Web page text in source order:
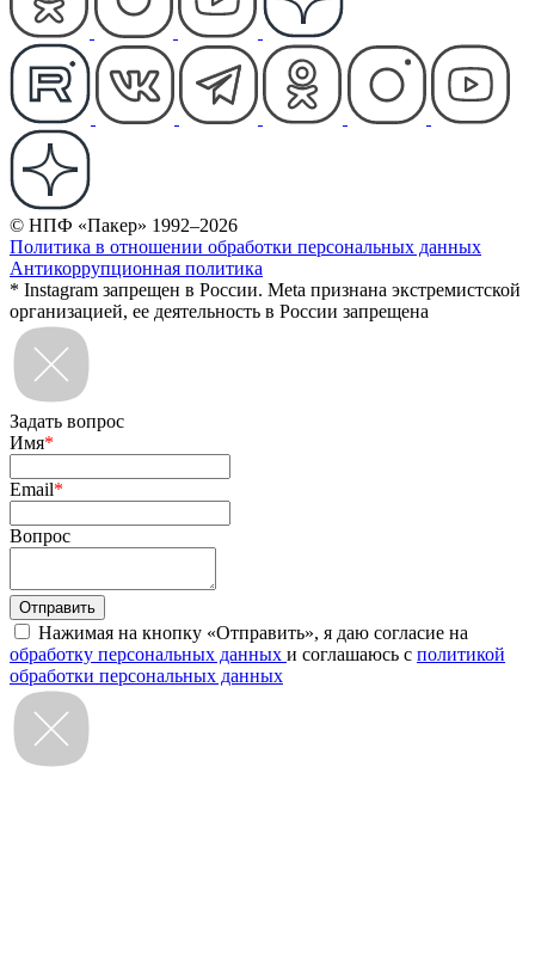
© НПФ «Пакер» 1992–2026
Политика в отношении обработки персональных данных
Антикоррупционная политика
* Instagram запрещен в России. Meta признана экстремистской
организацией, ее деятельность в России запрещена
Задать вопрос
Имя*
Email*
Вопрос
Нажимая на кнопку «Отправить», я даю согласие на
обработку персональных данных и соглашаюсь с политикой
обработки персональных данных